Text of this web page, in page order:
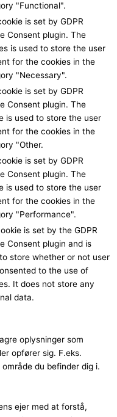
"Functional".
is set by GDPR
Consent plugin. The
is used to store the user
for the cookies in the
"Necessary".
is set by GDPR
Consent plugin. The
is used to store the user
for the cookies in the
"Other.
is set by GDPR
Consent plugin. The
is used to store the user
for the cookies in the
"Performance".
is set by the GDPR
Consent plugin and is
store whether or not user
to the use of
It does not store any
data.
oplysninger som
opfører sig. F.eks.
du befinder dig i.
ejer med at forstå,